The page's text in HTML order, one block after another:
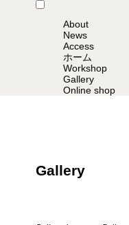
About
News
Access
ホーム
Workshop
Gallery
Online shop
Gallery